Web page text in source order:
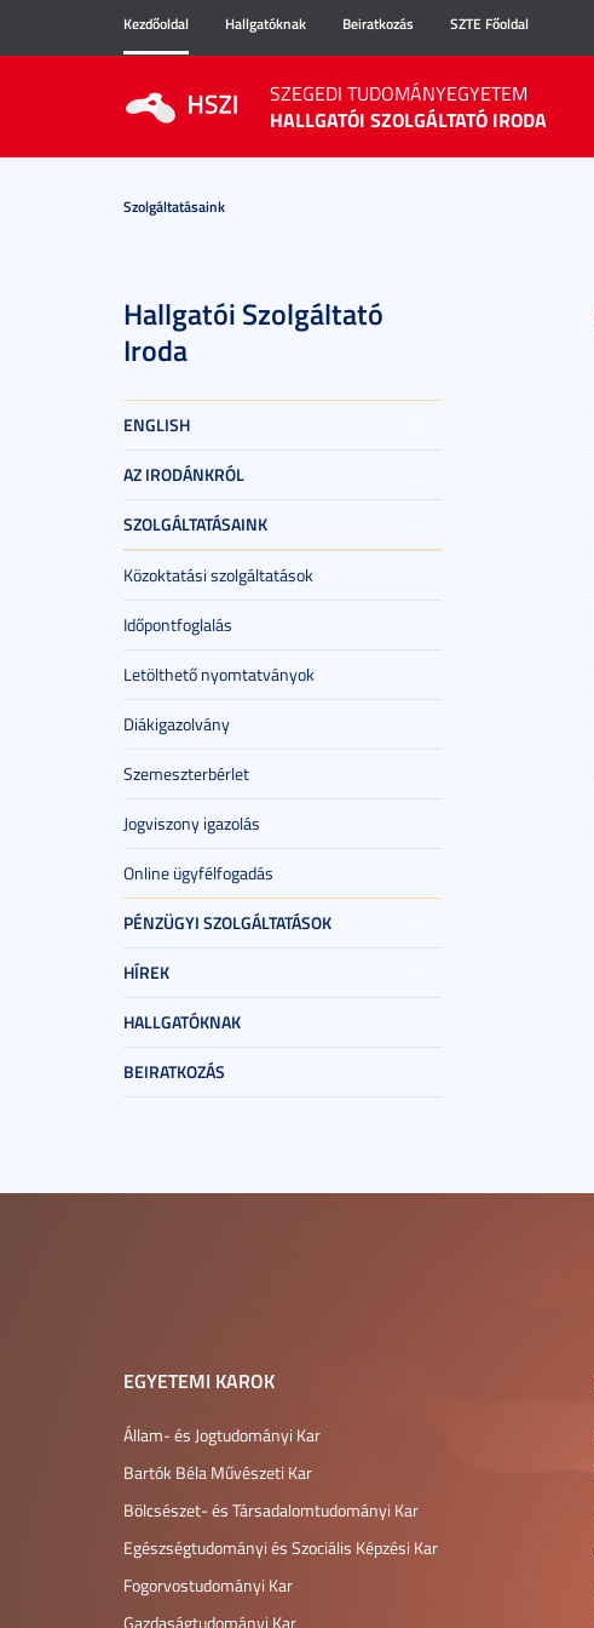
Kezdőoldal Hallgatóknak Beiratkozás SZTE Főoldal
SZEGEDI TUDOMÁNYEGYETEM
HALLGATÓI SZOLGÁLTATÓ IRODA
Szolgáltatásaink
Hallgatói Szolgáltató
Iroda
ENGLISH
AZ IRODÁNKRÓL
SZOLGÁLTATÁSAINK
Közoktatási szolgáltatások
Időpontfoglalás
Letölthető nyomtatványok
Diákigazolvány
Szemeszterbérlet
Jogviszony igazolás
Online ügyfélfogadás
PÉNZÜGYI SZOLGÁLTATÁSOK
HÍREK
HALLGATÓKNAK
BEIRATKOZÁS
EGYETEMI KAROK
Állam- és Jogtudományi Kar
Bartók Béla Művészeti Kar
Bölcsészet- és Társadalomtudományi Kar
Egészségtudományi és Szociális Képzési Kar
Fogorvostudományi Kar
Gazdaságtudományi Kar